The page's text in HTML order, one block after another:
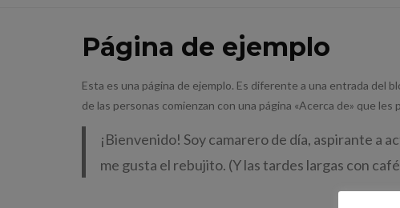
Página de ejemplo
Esta es una página de ejemplo. Es diferente a una entrada del
de las personas comienzan con una página «Acerca de» que
¡Bienvenido! Soy camarero de día, aspirante a
me gusta el rebujito. (Y las tardes largas con